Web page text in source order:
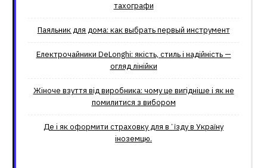
тахографи
Паяльник для дома: как выбрать первый инструмент
Електрочайники DeLonghi: якість, стиль і надійність —
огляд лінійки
Жіноче взуття від виробника: чому це вигідніше і як не
помилитися з вибором
Де і як оформити страховку для вʼїзду в Україну
іноземцю.